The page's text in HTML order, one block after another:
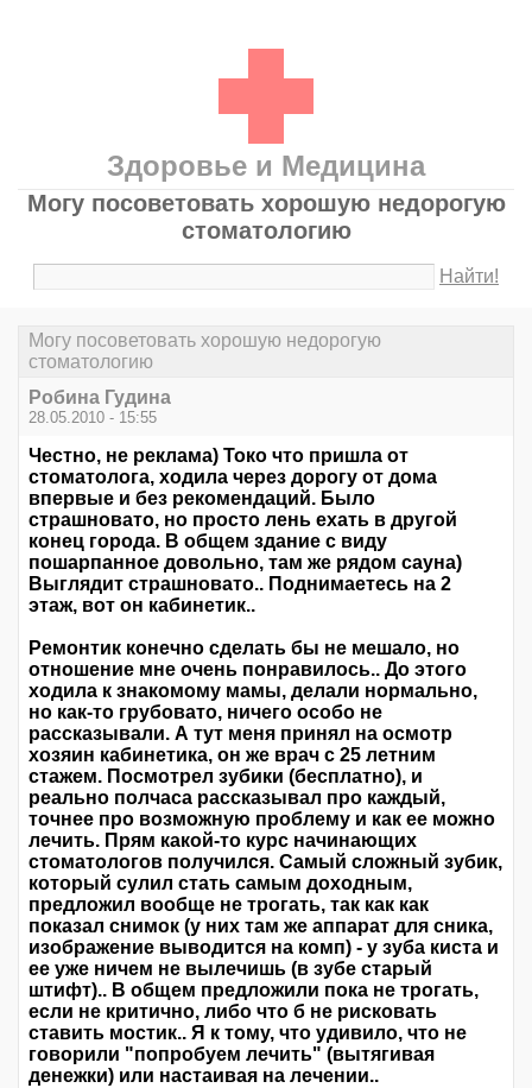
Здоровье и Медицина
Могу посоветовать хорошую недорогую
стоматологию
Найти!
Могу посоветовать хорошую недорогую
стоматологию
Робина Гудина
28.05.2010 - 15:55
Честно, не реклама) Токо что пришла от
стоматолога, ходила через дорогу от дома
впервые и без рекомендаций. Было
страшновато, но просто лень ехать в другой
конец города. В общем здание с виду
пошарпанное довольно, там же рядом сауна)
Выглядит страшновато.. Поднимаетесь на 2
этаж, вот он кабинетик..
Ремонтик конечно сделать бы не мешало, но
отношение мне очень понравилось.. До этого
ходила к знакомому мамы, делали нормально,
но как-то грубовато, ничего особо не
рассказывали. А тут меня принял на осмотр
хозяин кабинетика, он же врач с 25 летним
стажем. Посмотрел зубики (бесплатно), и
реально полчаса рассказывал про каждый,
точнее про возможную проблему и как ее можно
лечить. Прям какой-то курс начинающих
стоматологов получился. Самый сложный зубик,
который сулил стать самым доходным,
предложил вообще не трогать, так как как
показал снимок (у них там же аппарат для сника,
изображение выводится на комп) - у зуба киста и
ее уже ничем не вылечишь (в зубе старый
штифт).. В общем предложили пока не трогать,
если не критично, либо что б не рисковать
ставить мостик.. Я к тому, что удивило, что не
говорили "попробуем лечить" (вытягивая
денежки) или настаивая на лечении..